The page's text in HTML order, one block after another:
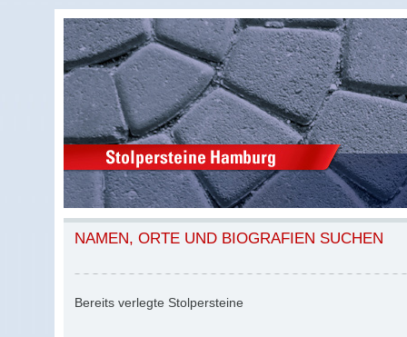
NAMEN, ORTE UND BIOGRAFIEN SUCHEN
Bereits verlegte Stolpersteine